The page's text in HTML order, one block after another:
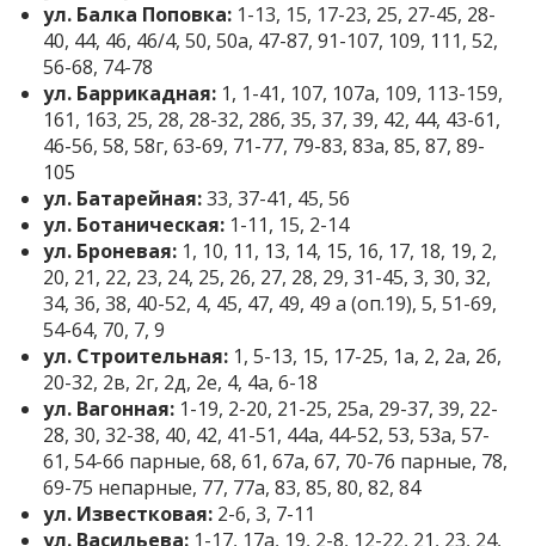
ул. Балка Поповка: 1-13, 15, 17-23, 25, 27-45, 28-
40, 44, 46, 46/4, 50, 50а, 47-87, 91-107, 109, 111, 52,
56-68, 74-78
ул. Баррикадная: 1, 1-41, 107, 107а, 109, 113-159,
161, 163, 25, 28, 28-32, 28б, 35, 37, 39, 42, 44, 43-61,
46-56, 58, 58г, 63-69, 71-77, 79-83, 83а, 85, 87, 89-
105
ул. Батарейная:33, 37-41, 45, 56
ул. Ботаническая: 1-11, 15, 2-14
ул. Броневая: 1, 10, 11, 13, 14, 15, 16, 17, 18, 19, 2,
20, 21, 22, 23, 24, 25, 26, 27, 28, 29, 31-45, 3, 30, 32,
34, 36, 38, 40-52, 4, 45, 47, 49, 49 а (оп.19), 5, 51-69,
54-64, 70, 7, 9
ул. Строительная: 1, 5-13, 15, 17-25, 1а, 2, 2а, 2б,
20-32, 2в, 2г, 2д, 2е, 4, 4а, 6-18
ул. Вагонная: 1-19, 2-20, 21-25, 25а, 29-37, 39, 22-
28, 30, 32-38, 40, 42, 41-51, 44а, 44-52, 53, 53а, 57-
61, 54-66 парные, 68, 61, 67а, 67, 70-76 парные, 78,
69-75 непарные, 77, 77а, 83, 85, 80, 82, 84
ул. Известковая: 2-6, 3, 7-11
ул. Васильева: 1-17, 17а, 19, 2-8, 12-22, 21, 23, 24,